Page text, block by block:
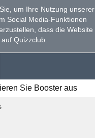
um Ihre Nutzung unserer
Social Media-Funktionen
dass die Website
Quizzclub.
Sie Booster aus